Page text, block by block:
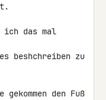
ich das mal
beshchreiben zu
den Fuß